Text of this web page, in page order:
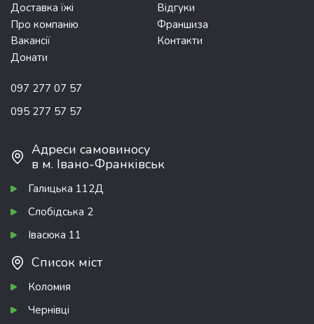
Доставка їжі
Відгуки
Про компанію
Франшиза
Вакансії
Контакти
Донати
097 277 07 57
095 277 57 57
Адреси самовиносу
в м. Івано-Франківськ
Галицька 112Д
Слобідська 2
Івасюка 11
Список міст
Коломия
Чернівці